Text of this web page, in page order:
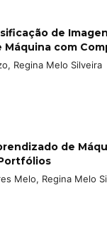
de
Máquina com
Regina Melo Silveira
de
Melo, Regina Melo